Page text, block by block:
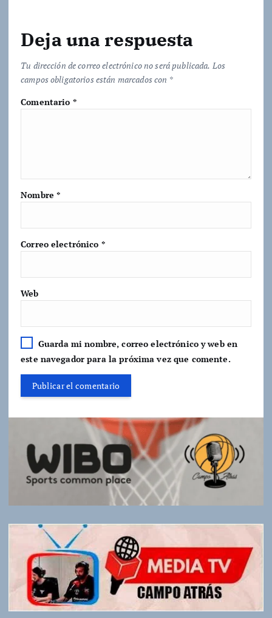
Deja una respuesta
Tu dirección de correo electrónico no será publicada. Los
campos obligatorios están marcados con *
Comentario *
Nombre*
Correo electrónico *
Web
Guarda mi nombre, correo electrónico y web en
este navegador para la próxima vez que comente.